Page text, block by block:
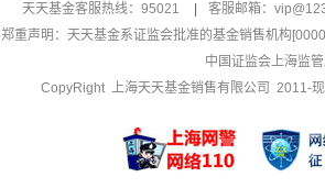
天天基金客服热线：95021
客服邮箱：
郑重声明： 天天基金系证监会批准的基金销售机构
中国证监会上海监
CopyRight 上海天天基金销售有限公司 2011-